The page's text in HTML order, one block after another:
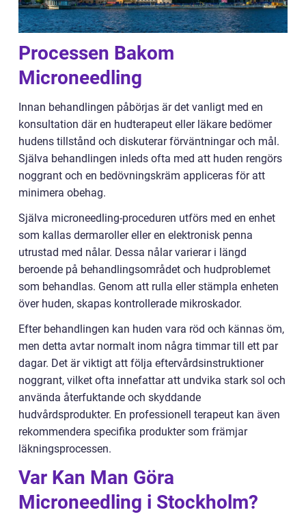
Processen Bakom
Microneedling
Innan behandlingen påbörjas är det vanligt med en
konsultation där en hudterapeut eller läkare bedömer
hudens tillstånd och diskuterar förväntningar och mål.
Själva behandlingen inleds ofta med att huden rengörs
noggrant och en bedövningskräm appliceras för att
minimera obehag.
Själva microneedling-proceduren utförs med en enhet
som kallas dermaroller eller en elektronisk penna
utrustad med nålar. Dessa nålar varierar i längd
beroende på behandlingsområdet och hudproblemet
som behandlas. Genom att rulla eller stämpla enheten
över huden, skapas kontrollerade mikroskador.
Efter behandlingen kan huden vara röd och kännas öm,
men detta avtar normalt inom några timmar till ett par
dagar. Det är viktigt att följa eftervårdsinstruktioner
noggrant, vilket ofta innefattar att undvika stark sol och
använda återfuktande och skyddande
hudvårdsprodukter. En professionell terapeut kan även
rekommendera specifika produkter som främjar
läkningsprocessen.
Var Kan Man Göra
Microneedling i Stockholm?